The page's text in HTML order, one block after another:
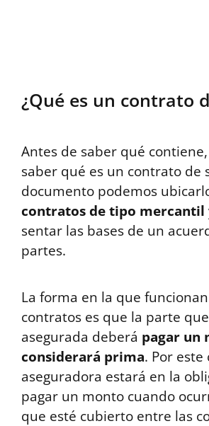
¿Qué es un contrato
Antes de saber qué
saber qué es un contrato de
documento podemos
contratos de tipo mercantil
sentar las bases de un
partes.
La forma en la que
contratos es que la parte
asegurada deberá pagar un
considerará prima. Por este
aseguradora estará en la
pagar un monto cuando
que esté cubierto entre las